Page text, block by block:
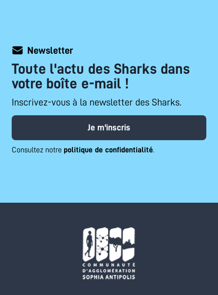
Newsletter
Toute l'actu des Sharks dans
votre boîte e-mail !
Inscrivez-vous à la newsletter des Sharks.
Je m'inscris
Consultez notre politique de confidentialité.